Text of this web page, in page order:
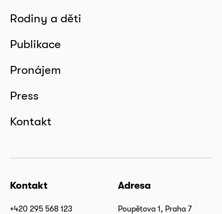
Rodiny a děti
Publikace
Pronájem
Press
Kontakt
Kontakt
+420 295 568 123
Adresa
Poupětova 1, Praha 7